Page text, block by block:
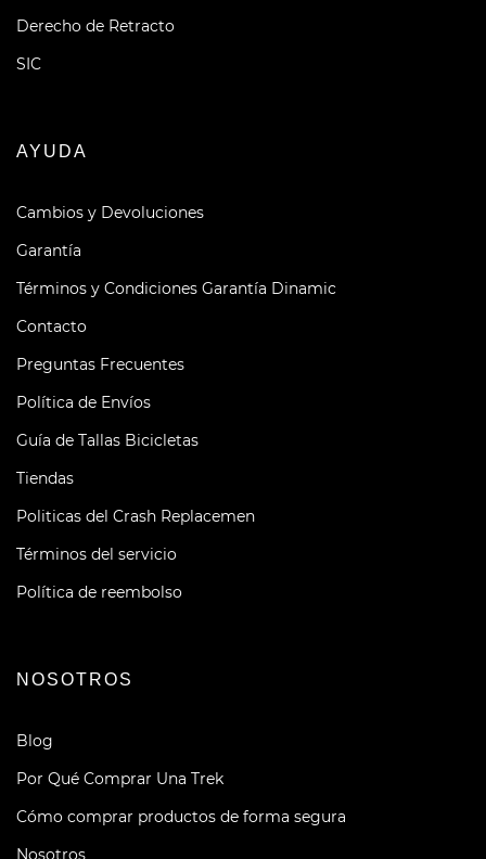
Derecho de Retracto
SIC
AYUDA
Cambios y Devoluciones
Garantía
Términos y Condiciones Garantía Dinamic
Contacto
Preguntas Frecuentes
Política de Envíos
Guía de Tallas Bicicletas
Tiendas
Politicas del Crash Replacemen
Términos del servicio
Política de reembolso
NOSOTROS
Blog
Por Qué Comprar Una Trek
Cómo comprar productos de forma segura
Nosotros